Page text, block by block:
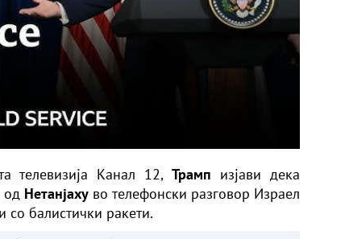
телевизија Канал 12,Трамп изјави дека
од Нетанјахуво телефонски разговор Израел
балистички ракети.